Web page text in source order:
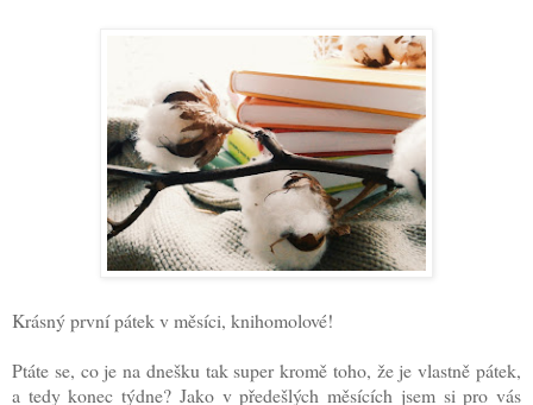
Krásný první pátek v měsíci, knihomolové!
Ptáte se, co je na dnešku tak super kromě toho, že je vlastně pátek,
a tedy konec týdne? Jako v předešlých měsících jsem si pro vás